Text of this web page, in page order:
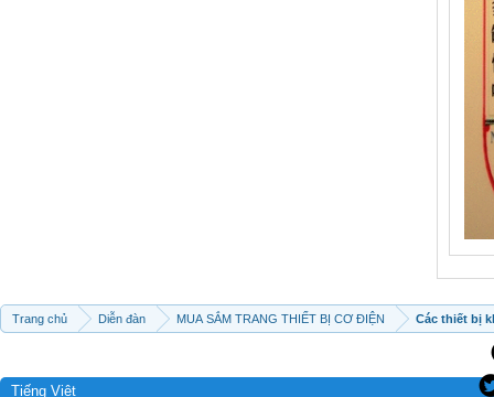
Trang chủ Diễn đàn MUA SẮM TRANG THIẾT BỊ CƠ ĐIỆN Các thiết bị
Tiếng Việt